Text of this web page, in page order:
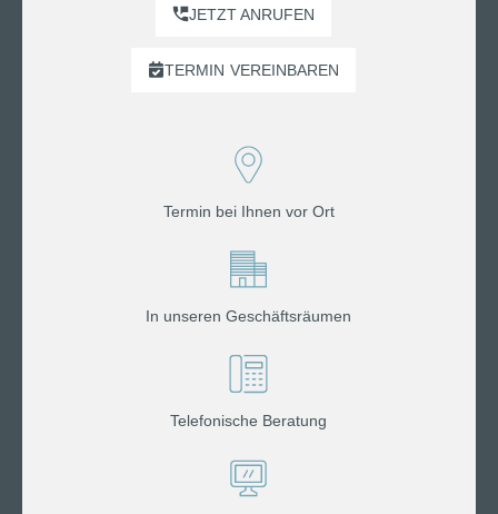
JETZT ANRUFEN
TERMIN VEREINBAREN
Termin bei Ihnen vor Ort
In unseren Geschäftsräumen
Telefonische Beratung